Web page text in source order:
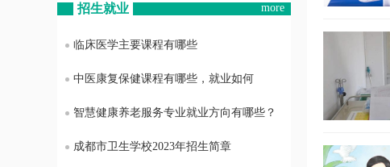
招生就业 more
临床医学主要课程有哪些
中医康复保健课程有哪些，就业如何
智慧健康养老服务专业就业方向有哪些？
成都市卫生学校2023年招生简章